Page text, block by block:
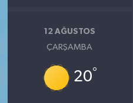
12 AĞUSTOS
ÇARŞAMBA
20°